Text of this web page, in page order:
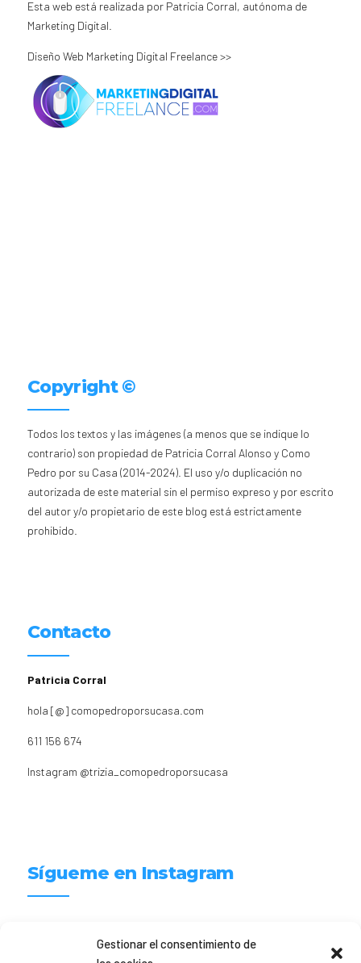
Gestionar el consentimiento de
Esta web está realizada por Patricia Corral, autónoma de
Marketing Digital.
Diseño Web Marketing Digital Freelance >>
Copyright ©
Todos los textos y las imágenes (a menos que se indique lo
contrario) son propiedad de Patricia Corral Alonso y Como
Pedro por su Casa (2014-2024). El uso y/o duplicación no
autorizada de este material sin el permiso expreso y por escrito
del autor y/o propietario de este blog está estrictamente
prohibido.
Contacto
Patricia Corral
hola [@] comopedroporsucasa.com
611 156 674
Instagram @trizia_comopedroporsucasa
Sígueme en Instagram
Freelance | Web | RRSS
Mi tienda de productos ECO
@lacatalina.shop